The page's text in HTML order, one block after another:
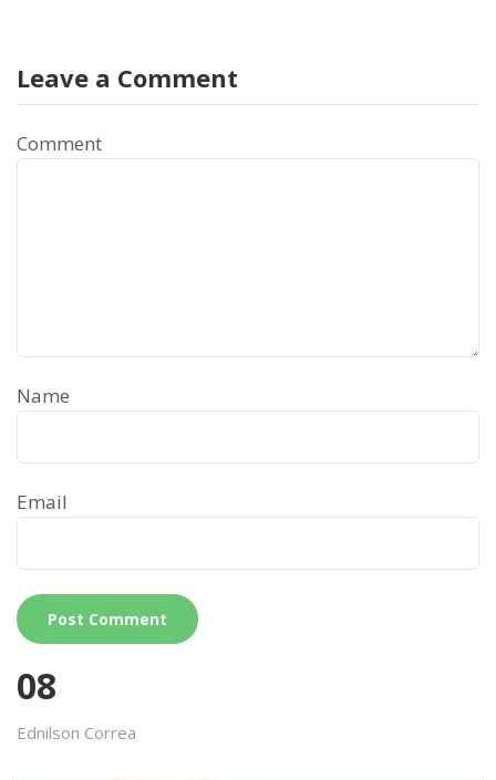
Leave a Comment
Comment
Name
Email
08
Ednilson Correa